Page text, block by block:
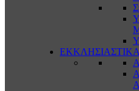
ΕΚΚΛΗΣΙΑΣΤΙΚΑ